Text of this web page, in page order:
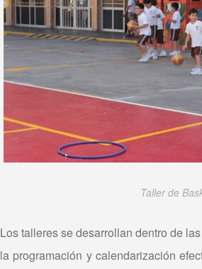
Taller de
Los talleres se desarrollan dentro de
la programación y calendarización